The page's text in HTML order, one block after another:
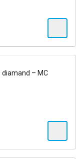
diamand – MC